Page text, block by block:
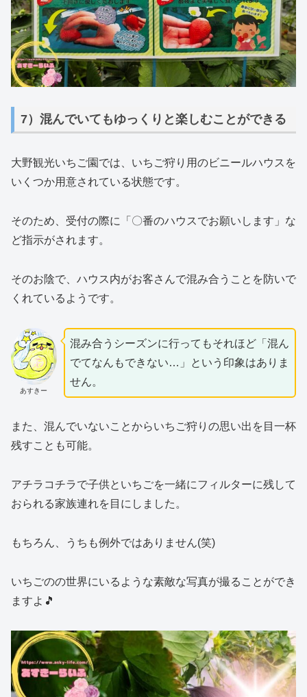
7）混んでいてもゆっくりと楽しむことができる
大野観光いちご園では、いちご狩り用のビニールハウスを
いくつか用意されている状態です。
そのため、受付の際に「〇番のハウスでお願いします」な
ど指示がされます。
そのお陰で、ハウス内がお客さんで混み合うことを防いで
くれているようです。
あすきー
混み合うシーズンに行ってもそれほど「混ん
でてなんもできない…」という印象はありま
せん。
また、混んでいないことからいちご狩りの思い出を目一杯
残すことも可能。
アチラコチラで子供といちごを一緒にフィルターに残して
おられる家族連れを目にしました。
もちろん、うちも例外ではありません(笑)
いちごのの世界にいるような素敵な写真が撮ることができ
ますよ🎵